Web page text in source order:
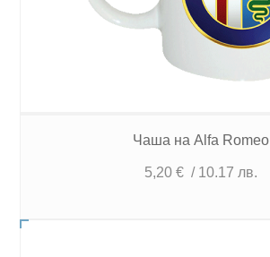
Чаша на Alfa Romeo
5,20 € / 10.17 лв.